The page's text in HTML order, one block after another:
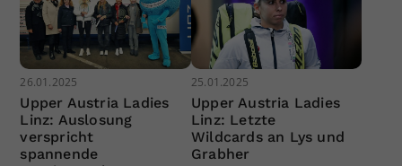
26.01.2025
Upper Austria Ladies
Linz: Auslosung
verspricht
spannende
25.01.2025
Upper Austria Ladies
Linz: Letzte
Wildcards an Lys und
Grabher